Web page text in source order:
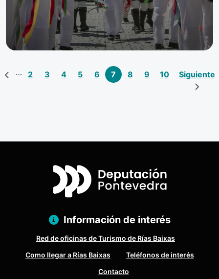
Página anterior
… Page
2 Page
3 Page
4 Page
5 Page
6 Página actual
7 Page
8 Page
9 Page
10 Siguiente
Siguiente
Información de interés
Red de oficinas de Turismo de Rías Baixas
Como llegar a Rías Baixas
Teléfonos de interés
Contacto